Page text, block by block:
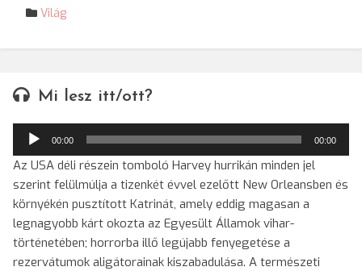
Világ
Mi lesz itt/ott?
Audió
lejátszó
00:00 00:00
Az USA déli részein tomboló Harvey hurrikán minden jel
szerint felülmúlja a tizenkét évvel ezelőtt New Orleansben és
környékén pusztított Katrinát, amely eddig magasan a
legnagyobb kárt okozta az Egyesült Államok vihar-
történetében; horrorba illő legújabb fenyegetése a
rezervátumok aligátorainak kiszabadulása. A természeti